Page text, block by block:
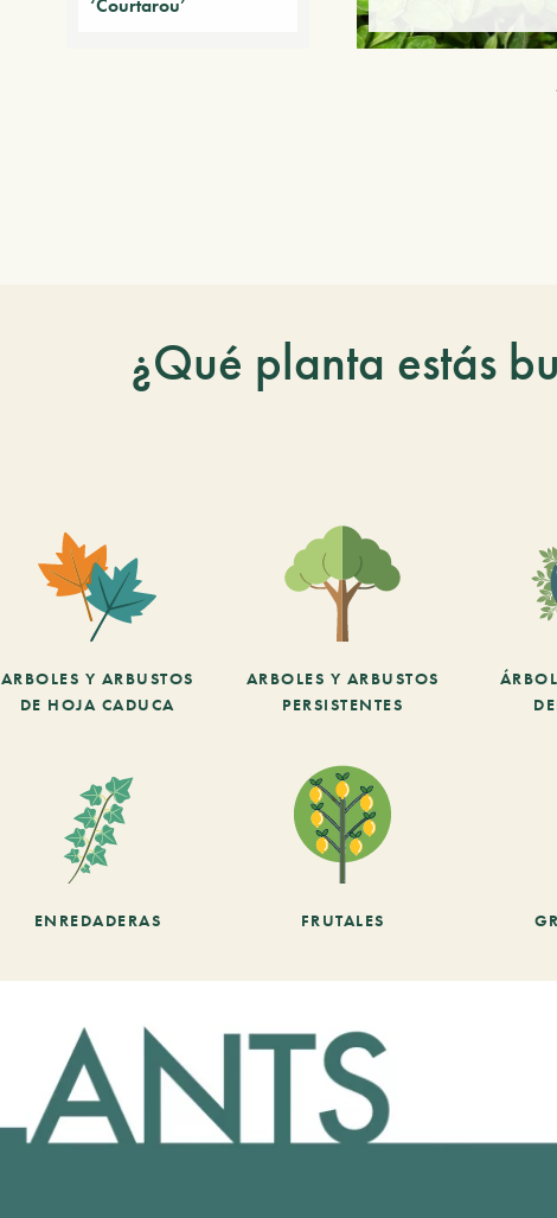
‘Courtarou’
¿Qué planta estás
ARBOLES Y ARBUSTOS
DE HOJA CADUCA
ARBOLES Y ARBUSTOS
PERSISTENTES
ENREDADERAS FRUTALES